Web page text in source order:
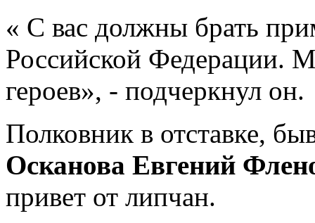
« С вас должны брать
Российской Федерации.
героев», - подчеркнул он.
Полковник в отставке,
Осканова Евгений
привет от липчан.